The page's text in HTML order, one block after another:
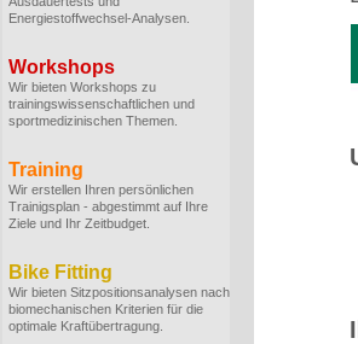
Energiestoffwechsel-Analysen.
Workshops
Wir bieten Workshops zu
trainingswissenschaftlichen und
sportmedizinischen Themen.
Training
Wir erstellen Ihren persönlichen
Trainigsplan - abgestimmt auf Ihre
Ziele und Ihr Zeitbudget.
Bike Fitting
Wir bieten Sitzpositionsanalysen nach
biomechanischen Kriterien für die
optimale Kraftübertragung.